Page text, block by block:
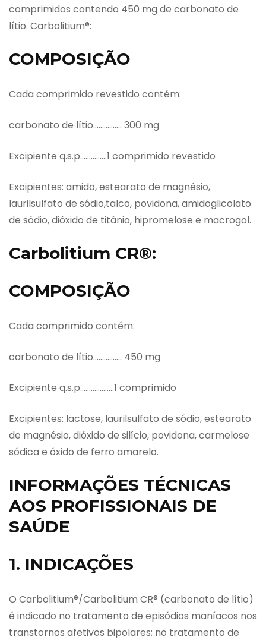
comprimidos contendo 450 mg de carbonato de
lítio. Carbolitium®:
COMPOSIÇÃO
Cada comprimido revestido contém:
carbonato de lítio……………. 300 mg
Excipiente q.s.p……………1 comprimido revestido
Excipientes: amido, estearato de magnésio,
laurilsulfato de sódio,talco, povidona, amidoglicolato
de sódio, dióxido de titânio, hipromelose e macrogol.
Carbolitium CR®:
COMPOSIÇÃO
Cada comprimido contém:
carbonato de lítio……………. 450 mg
Excipiente q.s.p……………….1 comprimido
Excipientes: lactose, laurilsulfato de sódio, estearato
de magnésio, dióxido de silício, povidona, carmelose
sódica e óxido de ferro amarelo.
INFORMAÇÕES TÉCNICAS
AOS PROFISSIONAIS DE
SAÚDE
1. INDICAÇÕES
O Carbolitium®/Carbolitium CR® (carbonato de lítio)
é indicado no tratamento de episódios maníacos nos
transtornos afetivos bipolares; no tratamento de